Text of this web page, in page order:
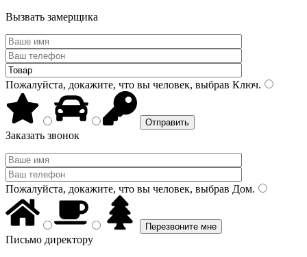
Вызвать замерщика
Пожалуйста, докажите, что вы человек, выбрав Ключ.
Заказать звонок
Пожалуйста, докажите, что вы человек, выбрав Дом.
Письмо директору